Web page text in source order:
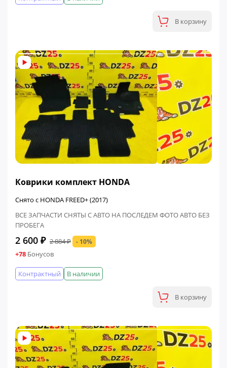
В корзину
Коврики комплект HONDA
Снято с HONDA FREED+ (2017)
ВСЕ ЗАПЧАСТИ СНЯТЫ С АВТО НА ПОСЛЕДЕМ ФОТО АВТО БЕЗ
ПРОБЕГА
2 600 ₽ 2 884 ₽ - 10%
+78 Бонусов
В наличии
Контрактный
В корзину